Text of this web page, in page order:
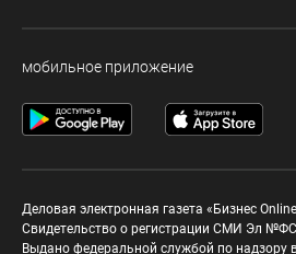
мобильное приложение
Деловая электронная газета «Бизнес
Свидетельство о регистрации СМИ Эл
Выдано федеральной службой по надзору